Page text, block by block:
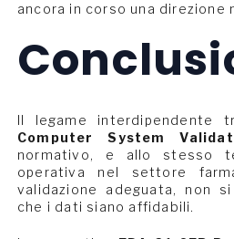
ancora in corso una direzione
Il legame interdipendente
Computer System
normativo, e allo stesso
operativa nel settore
validazione adeguata, non
che i dati siano affidabili.